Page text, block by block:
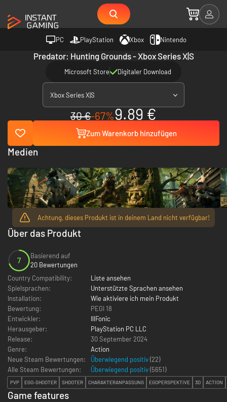
PC PlayStation Xbox Nintendo
Predator: Hunting Grounds - Xbox Series X|S
Microsoft Store Digitaler Download
Xbox Series X|S
30 €-67%9.89 €
Zum Warenkorb hinzufügen
Achtung, dieses Produkt ist in deinem Land nicht verfügbar!
Über das Produkt
7
Basierend auf
20 Bewertungen
Country Compatibility:
Liste ansehen
Spielsprachen:
Unterstützte Sprachen ansehen
Installation:
Wie aktiviere ich mein Produkt
Bewertung:
PEGI 18
Entwickler:
IllFonic
Herausgeber:
PlayStation PC LLC
Release:
30 September 2024
Genre:
Action
Neue Steam Bewertungen:
Überwiegend positiv(22)
Alle Steam Bewertungen:
Überwiegend positiv(5651)
PVP EGO-SHOOTER SHOOTER CHARAKTERANPASSUNG EGOPERSPEKTIVE 3D ACTION
Medien
Game features